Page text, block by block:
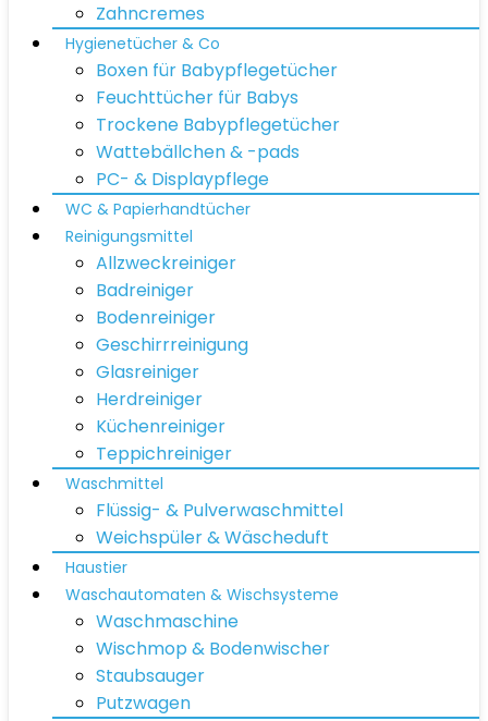
Zahncremes
Hygienetücher & Co
Boxen für Babypflegetücher
Feuchttücher für Babys
Trockene Babypflegetücher
Wattebällchen & -pads
PC- & Displaypflege
WC & Papierhandtücher
Reinigungsmittel
Allzweckreiniger
Badreiniger
Bodenreiniger
Geschirrreinigung
Glasreiniger
Herdreiniger
Küchenreiniger
Teppichreiniger
Waschmittel
Flüssig- & Pulverwaschmittel
Weichspüler & Wäscheduft
Haustier
Waschautomaten & Wischsysteme
Waschmaschine
Wischmop & Bodenwischer
Staubsauger
Putzwagen